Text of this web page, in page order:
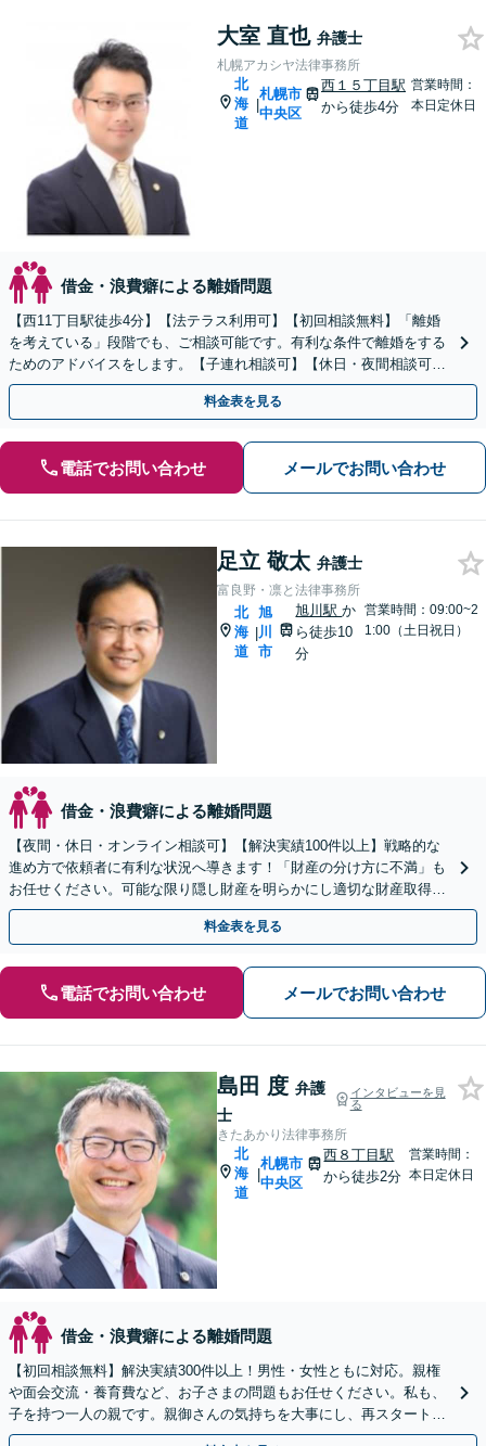
大室 直也 弁護士
札幌アカシヤ法律事務所
北
海
道
|
札幌市
中央区
西１５丁目駅
から徒歩4分
営業時間：
本日定休日
借金・浪費癖による離婚問題
【西11丁目駅徒歩4分】【法テラス利用可】【初回相談無料】「離婚
を考えている」段階でも、ご相談可能です。有利な条件で離婚をする
ためのアドバイスをします。【子連れ相談可】【休日・夜間相談可】
お気軽にご相談ください。
料金表を見る
電話でお問い合わせ メールでお問い合わせ
足立 敬太 弁護士
富良野・凛と法律事務所
北
海
道
|
旭
川
市
旭川駅か
ら徒歩10
分
営業時間：09:00~2
1:00（土日祝日）
借金・浪費癖による離婚問題
【夜間・休日・オンライン相談可】【解決実績100件以上】戦略的な
進め方で依頼者に有利な状況へ導きます！「財産の分け方に不満」も
お任せください。可能な限り隠し財産を明らかにし適切な財産取得
へ。不貞の証拠の有効なアドバイス【子連れ相談可】
料金表を見る
電話でお問い合わせ メールでお問い合わせ
島田 度 弁護
士
インタビューを見
る
きたあかり法律事務所
北
海
道
|
札幌市
中央区
西８丁目駅
から徒歩2分
営業時間：
本日定休日
借金・浪費癖による離婚問題
【初回相談無料】解決実績300件以上！男性・女性ともに対応。親権
や面会交流・養育費など、お子さまの問題もお任せください。私も、
子を持つ一人の親です。親御さんの気持ちを大事にし、再スタートを
後押しします【休日・夜間相談可】【西11丁目駅5分】